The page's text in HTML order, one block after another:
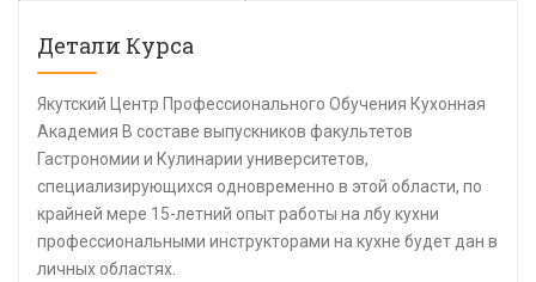
Детали Курса
Якутский Центр Профессионального Обучения Кухонная
Академия В составе выпускников факультетов
Гастрономии и Кулинарии университетов,
специализирующихся одновременно в этой области, по
крайней мере 15-летний опыт работы на лбу кухни
профессиональными инструкторами на кухне будет дан в
личных областях.